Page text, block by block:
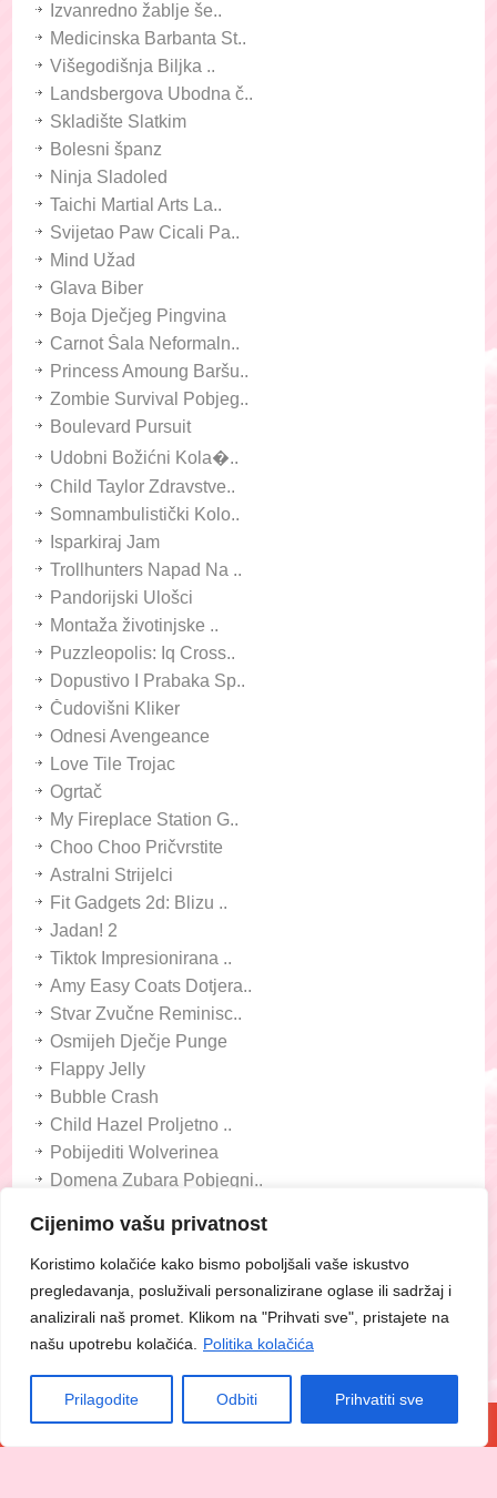
Cijenimo vašu privatnost
Koristimo kolačiće kako bismo poboljšali vaše iskustvo
pregledavanja, posluživali personalizirane oglase ili sadržaj i
analizirali naš promet. Klikom na "Prihvati sve", pristajete na
našu upotrebu kolačića.
Politika kolačića
Prilagodite Odbiti Prihvatiti sve
Izvanredno žablje še..
Medicinska Barbanta St..
Višegodišnja Biljka ..
Landsbergova Ubodna č..
Skladište Slatkim
Bolesni španz
Ninja Sladoled
Taichi Martial Arts La..
Svijetao Paw Cicali Pa..
Mind Užad
Glava Biber
Boja Dječjeg Pingvina
Carnot Šala Neformaln..
Princess Amoung Baršu..
Zombie Survival Pobjeg..
Boulevard Pursuit
Udobni Božićni Kola�..
Child Taylor Zdravstve..
Somnambulistički Kolo..
Isparkiraj Jam
Trollhunters Napad Na ..
Pandorijski Ulošci
Montaža životinjske ..
Puzzleopolis: Iq Cross..
Dopustivo I Prabaka Sp..
Čudovišni Kliker
Odnesi Avengeance
Love Tile Trojac
Ogrtač
My Fireplace Station G..
Choo Choo Pričvrstite
Astralni Strijelci
Fit Gadgets 2d: Blizu ..
Jadan! 2
Tiktok Impresionirana ..
Amy Easy Coats Dotjera..
Stvar Zvučne Reminisc..
Osmijeh Dječje Punge
Flappy Jelly
Bubble Crash
Child Hazel Proljetno ..
Pobijediti Wolverinea
Domena Zubara Pobjegni..
Liječnica Prema Gripu..
Dječji Parpandel Bale..
Marljivost O Djeci Gra..
Crossy Rooster
Child Taylor Myth Carn..
Bubble Montaža
Odricanje Mramora
Kraj Nama Krenuti Se T..